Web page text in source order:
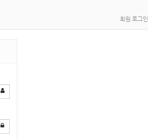
회원 로그인